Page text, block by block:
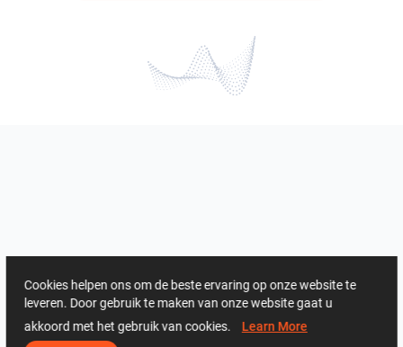
Cookies helpen ons om de beste ervaring op onze website te
leveren. Door gebruik te maken van onze website gaat u
akkoord met het gebruik van cookies. Learn More